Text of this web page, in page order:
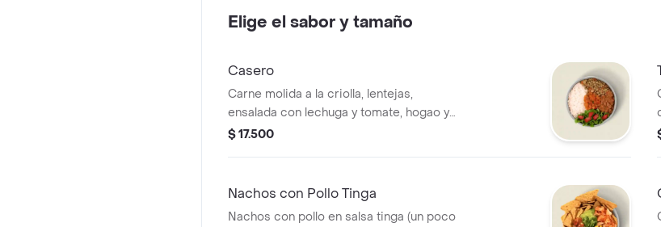
Elige el sabor y tamaño
Casero
Carne molida a la criolla, lentejas,
ensalada con lechuga y tomate, hogao y
arroz blanco. *La bebida tiene un costo
$ 17.500
Nachos con Pollo Tinga
Nachos con pollo en salsa tinga (un poco